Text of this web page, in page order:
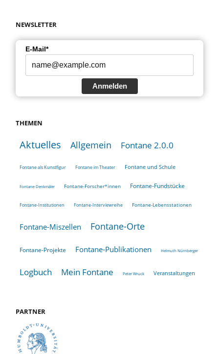
NEWSLETTER
E-Mail*
Anmelden
THEMEN
Aktuelles Allgemein Fontane 2.0.0
Fontane als Kunstfigur Fontane im Theater Fontane und Schule
Fontane-Denkmäler Fontane-Forscher*innen Fontane-Fundstücke
Fontane-Institutionen Fontane-Interviewreihe Fontane-Lebensstationen
Fontane-Miszellen Fontane-Orte
Fontane-Projekte Fontane-Publikationen Helmuth Nürnberger
Logbuch Mein Fontane Peter Wruck Veranstaltungen
PARTNER